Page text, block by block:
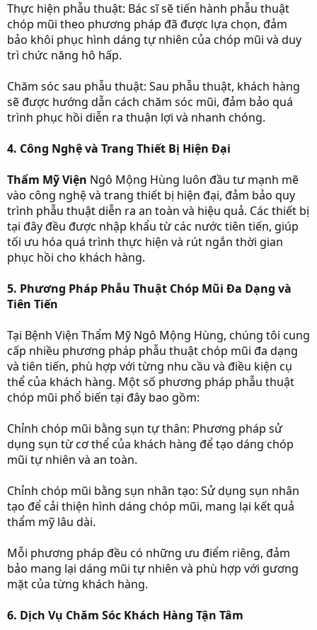
Thực hiện phẫu thuật: Bác sĩ sẽ tiến hành phẫu thuật
chóp mũi theo phương pháp đã được lựa chọn, đảm
bảo khôi phục hình dáng tự nhiên của chóp mũi và duy
trì chức năng hô hấp.
Chăm sóc sau phẫu thuật: Sau phẫu thuật, khách hàng
sẽ được hướng dẫn cách chăm sóc mũi, đảm bảo quá
trình phục hồi diễn ra thuận lợi và nhanh chóng.
4. Công Nghệ và Trang Thiết Bị Hiện Đại
Thẩm Mỹ Viện Ngô Mộng Hùng luôn đầu tư mạnh mẽ
vào công nghệ và trang thiết bị hiện đại, đảm bảo quy
trình phẫu thuật diễn ra an toàn và hiệu quả. Các thiết bị
tại đây đều được nhập khẩu từ các nước tiên tiến, giúp
tối ưu hóa quá trình thực hiện và rút ngắn thời gian
phục hồi cho khách hàng.
5. Phương Pháp Phẫu Thuật Chóp Mũi Đa Dạng và
Tiên Tiến
Tại Bệnh Viện Thẩm Mỹ Ngô Mộng Hùng, chúng tôi cung
cấp nhiều phương pháp phẫu thuật chóp mũi đa dạng
và tiên tiến, phù hợp với từng nhu cầu và điều kiện cụ
thể của khách hàng. Một số phương pháp phẫu thuật
chóp mũi phổ biến tại đây bao gồm:
Chỉnh chóp mũi bằng sụn tự thân: Phương pháp sử
dụng sụn từ cơ thể của khách hàng để tạo dáng chóp
mũi tự nhiên và an toàn.
Chỉnh chóp mũi bằng sụn nhân tạo: Sử dụng sụn nhân
tạo để cải thiện hình dáng chóp mũi, mang lại kết quả
thẩm mỹ lâu dài.
Mỗi phương pháp đều có những ưu điểm riêng, đảm
bảo mang lại dáng mũi tự nhiên và phù hợp với gương
mặt của từng khách hàng.
6. Dịch Vụ Chăm Sóc Khách Hàng Tận Tâm